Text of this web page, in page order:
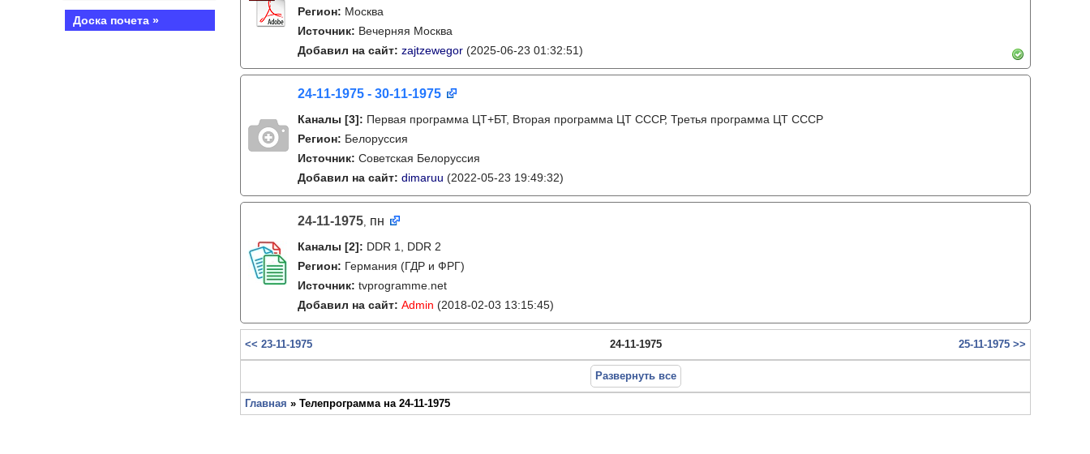
Доска почета »
Регион: Москва
Источник: Вечерняя Москва
Добавил на сайт: zajtzewegor (2025-06-23 01:32:51)
24-11-1975 - 30-11-1975
Каналы [3]: Первая программа ЦТ+БТ, Вторая программа ЦТ ССCР, Третья программа ЦТ ССCР
Регион: Белоруссия
Источник: Советская Белоруссия
Добавил на сайт: dimaruu (2022-05-23 19:49:32)
24-11-1975, пн
Каналы [2]: DDR 1, DDR 2
Регион: Германия (ГДР и ФРГ)
Источник: tvprogramme.net
Добавил на сайт: Admin (2018-02-03 13:15:45)
<< 23-11-1975 24-11-1975 25-11-1975 >>
Развернуть все
Главная » Телепрограмма на 24-11-1975